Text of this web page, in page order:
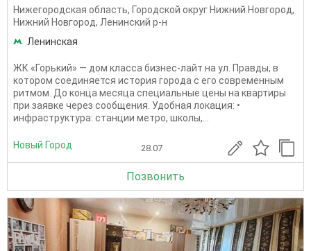
Нижегородская область, Городской округ Нижний Новгород,
Нижний Новгород, Ленинский р-н
Ленинская
ЖК «Горький» — дом класса бизнес-лайт на ул. Правды, в
котором соединяется история города с его современным
ритмом. До конца месяца специальные цены на квартиры
при заявке через сообщения. Удобная локация: •
инфраструктура: станции метро, школы,...
Новый Город 28.07
Позвонить